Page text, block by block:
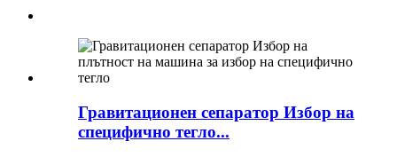
Гравитационен сепаратор Избор на
специфично тегло...